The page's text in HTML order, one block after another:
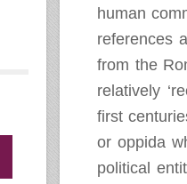
human
references
from the
relatively
first
or oppida
political